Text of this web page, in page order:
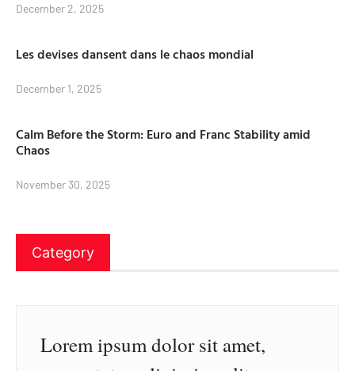
December 2, 2025
Les devises dansent dans le chaos mondial
December 1, 2025
Calm Before the Storm: Euro and Franc Stability amid
Chaos
November 30, 2025
Category
Lorem ipsum dolor sit amet,